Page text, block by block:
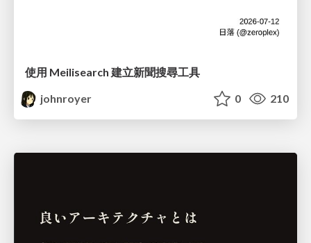
使用 Meilisearch 建立新聞搜尋工具
johnroyer
0 210